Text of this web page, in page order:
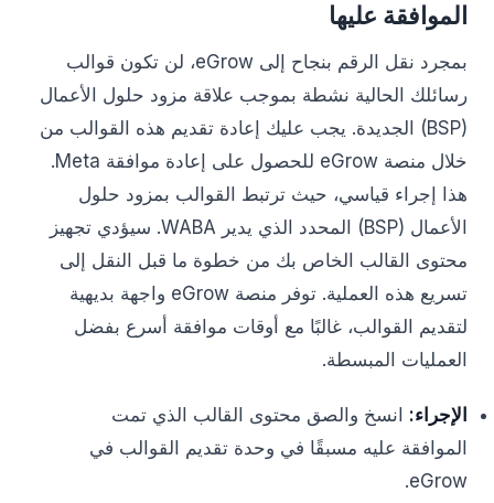
الموافقة عليها
بمجرد نقل الرقم بنجاح إلى eGrow، لن تكون قوالب
رسائلك الحالية نشطة بموجب علاقة مزود حلول الأعمال
(BSP) الجديدة. يجب عليك إعادة تقديم هذه القوالب من
خلال منصة eGrow للحصول على إعادة موافقة Meta.
هذا إجراء قياسي، حيث ترتبط القوالب بمزود حلول
الأعمال (BSP) المحدد الذي يدير WABA. سيؤدي تجهيز
محتوى القالب الخاص بك من خطوة ما قبل النقل إلى
تسريع هذه العملية. توفر منصة eGrow واجهة بديهية
لتقديم القوالب، غالبًا مع أوقات موافقة أسرع بفضل
العمليات المبسطة.
الإجراء: انسخ والصق محتوى القالب الذي تمت
الموافقة عليه مسبقًا في وحدة تقديم القوالب في
eGrow.